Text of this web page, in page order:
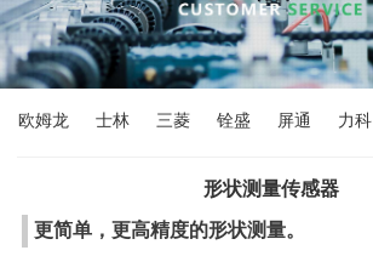
欧姆龙 士林 三菱 铨盛 屏通 力科
形状测量传感器
更简单，更高精度的形状测量。